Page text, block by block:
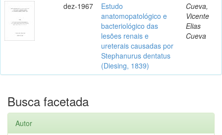
dez-1967
Estudo
anatomopatológico e
bacteriológico das
lesões renais e
ureterais causadas por
Stephanurus dentatus
(Diesing, 1839)
Cueva,
Vicente
Elias
Cueva
Busca facetada
Autor